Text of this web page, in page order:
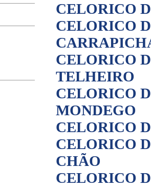
CELORICO
CELORICO
CELORICO
TELHEIRO
CELORICO
MONDEGO
CELORICO
CELORICO
CHÃO
CELORICO